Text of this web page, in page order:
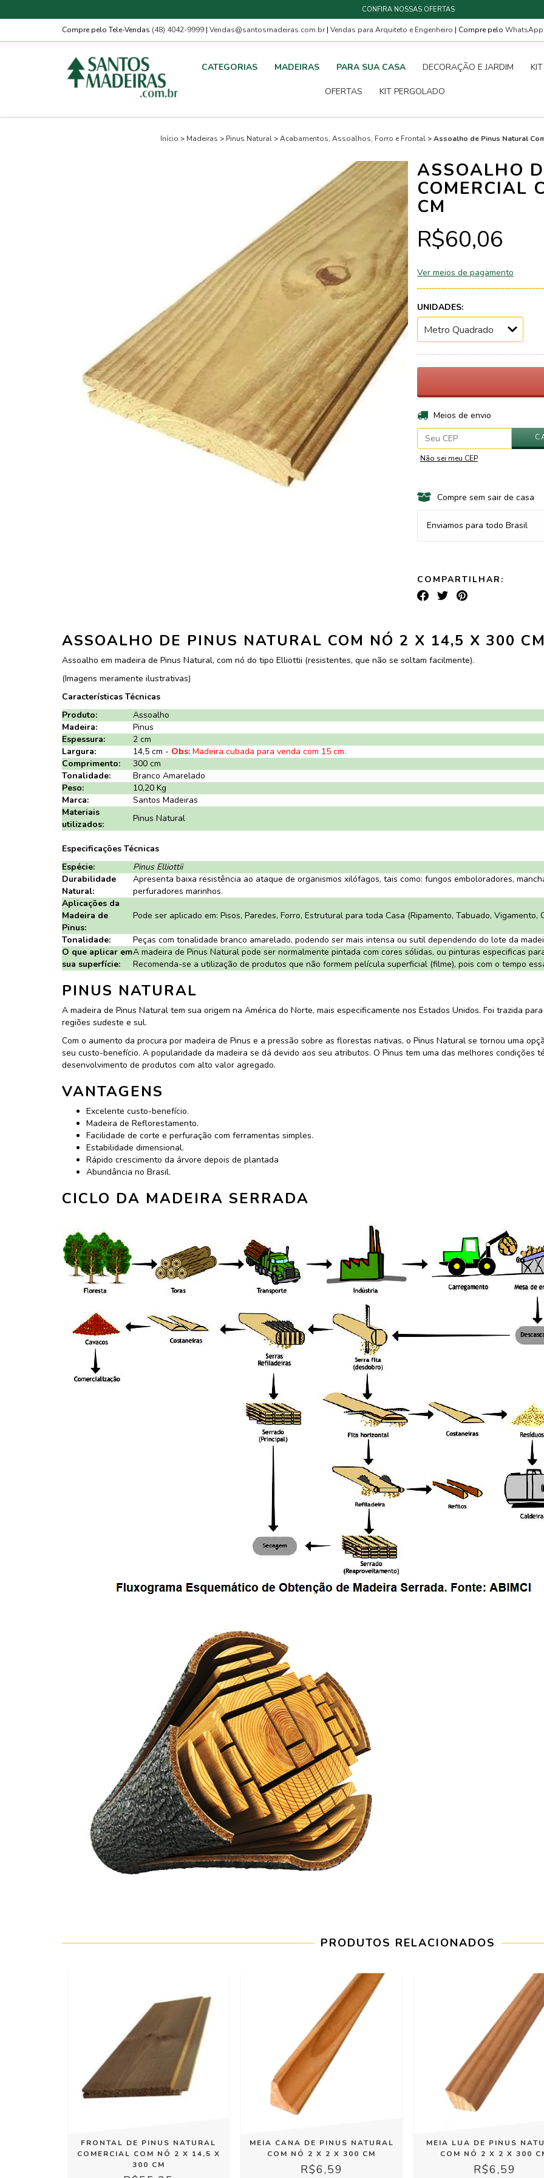
CONFIRA NOSSAS OFERTAS
Compre pelo Tele-Vendas (48) 4042-9999 | Vendas@santosmadeiras.com.br| Vendas para Arquiteto e Engenheiro | Compre pelo
CATEGORIAS MADEIRAS PARA SUA CASA DECORAÇÃO E JARDIM
OFERTAS KIT PERGOLADO
Início > Madeiras > Pinus Natural>Acabamentos, Assoalhos, Forro e Frontal>Assoalho de Pinus Natural
ASSOALHO
COMERCIAL
CM
R$60,06
Ver meios de pagamento
UNIDADES:
Entregas para o CEP:
Meios de envio
Não sei meu CEP
Compre sem sair de casa
Enviamos para todo Brasil
COMPARTILHAR:
ASSOALHO DE PINUS NATURAL COM NÓ 2 X 14,5 X 300
Assoalho em madeira de Pinus Natural, com nó do tipo Elliottii (resistentes, que não se soltam facilmente).
(Imagens meramente ilustrativas)
Características Técnicas
Produto:
Assoalho
Madeira:
Pinus
Espessura:
2 cm
Largura:
14,5 cm - Obs: Madeira cubada para venda com 15 cm.
Comprimento:
300 cm
Tonalidade:
Branco Amarelado
Peso:
10,20 Kg
Marca:
Santos Madeiras
Materiais
utilizados:
Pinus Natural
Especificações Técnicas
Espécie:
Pinus Elliottii
Durabilidade
Natural:
Apresenta baixa resistência ao ataque de organismos xilófagos, tais como: fungos emboloradores,
perfuradores marinhos.
Aplicações da
Madeira de
Pinus:
Pode ser aplicado em: Pisos, Paredes, Forro, Estrutural para toda Casa (Ripamento, Tabuado, Vigamento,
Tonalidade:
Peças com tonalidade branco amarelado, podendo ser mais intensa ou sutil dependendo do lote da
O que aplicar em
sua superfície:
A madeira de Pinus Natural pode ser normalmente pintada com cores sólidas, ou pinturas especificas
Recomenda-se a utilização de produtos que não formem película superficial (filme), pois com o tempo
PINUS NATURAL
A madeira de Pinus Natural tem sua origem na América do Norte, mais especificamente nos Estados Unidos. Foi trazida
regiões sudeste e sul.
Com o aumento da procura por madeira de Pinus e a pressão sobre as florestas nativas, o Pinus Natural se tornou uma
seu custo-benefício. A popularidade da madeira se dá devido aos seu atributos. O Pinus tem uma das melhores condições
desenvolvimento de produtos com alto valor agregado.
VANTAGENS
Excelente custo-benefício.
Madeira de Reflorestamento.
Facilidade de corte e perfuração com ferramentas simples.
Estabilidade dimensional.
Rápido crescimento da árvore depois de plantada
Abundância no Brasil.
CICLO DA MADEIRA SERRADA
PRODUTOS RELACIONADOS
FRONTAL DE PINUS NATURAL
COMERCIAL COM NÓ 2 X 14,5 X
300 CM
MEIA CANA DE PINUS NATURAL
COM NÓ 2 X 2 X 300 CM
R$6,59
MEIA LUA DE PINUS
COM NÓ 2 X 2 X 300
R$6,59